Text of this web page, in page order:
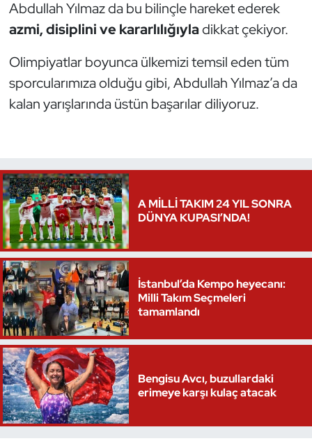
Abdullah Yılmaz da bu bilinçle hareket ederek
azmi, disiplini ve kararlılığıyladikkat çekiyor.
Olimpiyatlar boyunca ülkemizi temsil eden tüm
sporcularımıza olduğu gibi, Abdullah Yılmaz’a da
kalan yarışlarında üstün başarılar diliyoruz.
A MİLLİ TAKIM 24 YIL SONRA
DÜNYA KUPASI’NDA!
İstanbul’da Kempo heyecanı:
Milli Takım Seçmeleri
tamamlandı
Bengisu Avcı, buzullardaki
erimeye karşı kulaç atacak
Oryantiring
Özel Sporcular
Paralimpik
Su Topu
Sualtı Sporları
Tekvando
Tenis
Triatlon
Voleybol
Vücut Geliştirme Fitness